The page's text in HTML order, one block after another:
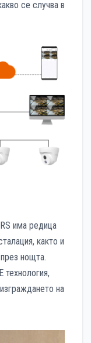
се случва в
има редица
както и
нощта.
технология,
на